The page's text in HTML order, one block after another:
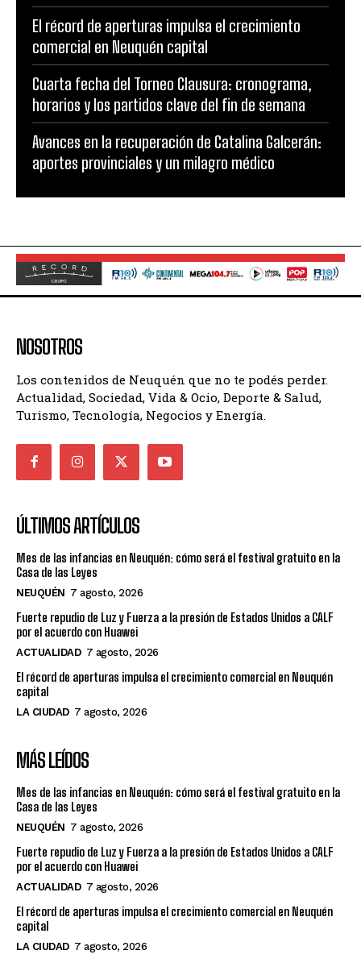
El récord de aperturas impulsa el crecimiento
comercial en Neuquén capital
Cuarta fecha del Torneo Clausura: cronograma,
horarios y los partidos clave del fin de semana
Avances en la recuperación de Catalina Galcerán:
aportes provinciales y un milagro médico
NOSOTROS
Los contenidos de Neuquén que no te podés perder.
Actualidad, Sociedad, Vida & Ocio, Deporte & Salud,
Turismo, Tecnología, Negocios y Energía.
ÚLTIMOS ARTÍCULOS
Mes de las infancias en Neuquén: cómo será el festival gratuito en la
Casa de las Leyes
NEUQUÉN 7 agosto, 2026
Fuerte repudio de Luz y Fuerza a la presión de Estados Unidos a CALF
por el acuerdo con Huawei
ACTUALIDAD 7 agosto, 2026
El récord de aperturas impulsa el crecimiento comercial en Neuquén
capital
LA CIUDAD 7 agosto, 2026
MÁS LEÍDOS
Mes de las infancias en Neuquén: cómo será el festival gratuito en la
Casa de las Leyes
NEUQUÉN 7 agosto, 2026
Fuerte repudio de Luz y Fuerza a la presión de Estados Unidos a CALF
por el acuerdo con Huawei
ACTUALIDAD 7 agosto, 2026
El récord de aperturas impulsa el crecimiento comercial en Neuquén
capital
LA CIUDAD 7 agosto, 2026